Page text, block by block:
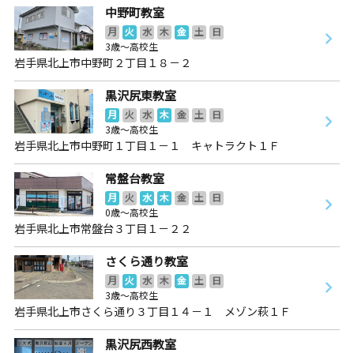
中野町教室
月 火 水 木 金 土
日
3歳～高校生
岩手県北上市中野町２丁目１８－２
黒沢尻東教室
月 火 水 木 金 土
日
3歳～高校生
岩手県北上市中野町１丁目１－１ キャトラクト１Ｆ
常盤台教室
月 火 水 木 金 土
日
0歳～高校生
岩手県北上市常盤台３丁目１－２２
さくら通り教室
月 火 水 木 金 土
日
3歳～高校生
岩手県北上市さくら通り３丁目１４－１ メゾン萩１Ｆ
黒沢尻西教室